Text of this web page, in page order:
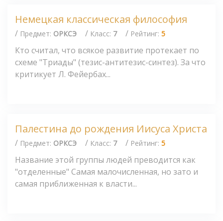
Немецкая классическая философия
/ Предмет: ОРКСЭ / Класс: 7 / Рейтинг: 5
Кто считал, что всякое развитие протекает по
схеме "Триады" (тезис-антитезис-синтез). За что
критикует Л. Фейербах...
Палестина до рождения Иисуса Христа
/ Предмет: ОРКСЭ / Класс: 7 / Рейтинг: 5
Название этой группы людей преводится как
"отделенные" Самая малочисленная, но зато и
самая приближенная к власти...